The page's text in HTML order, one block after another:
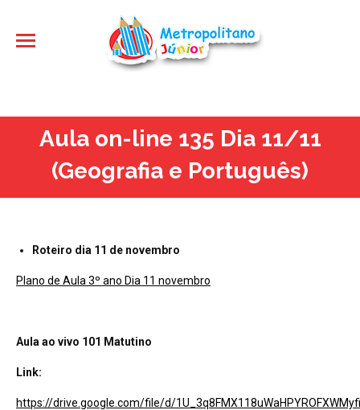
Aula on-line 135 Dia 11/11
(Geografia e Português)
Roteiro dia 11 de novembro
Plano de Aula 3º ano Dia 11 novembro
Aula ao vivo 101 Matutino
Link:
https://drive.google.com/file/d/